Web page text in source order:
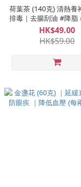
荷葉茶 (140克) 清熱養
排毒｜去腸刮油 #降脂 #減肥瘦
身 #改善消化 (每兩
HK$49.00
HK$59.00